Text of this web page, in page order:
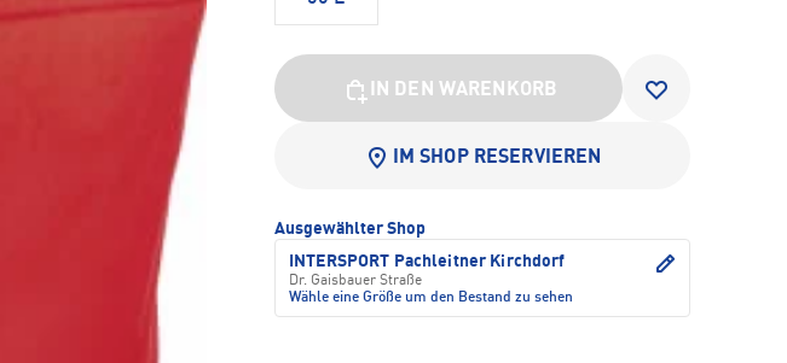
IN DEN WARENKORB
IM SHOP RESERVIEREN
Ausgewählter Shop
INTERSPORT Pachleitner Kirchdorf
Dr. Gaisbauer Straße
Wähle eine Größe um den Bestand zu sehen